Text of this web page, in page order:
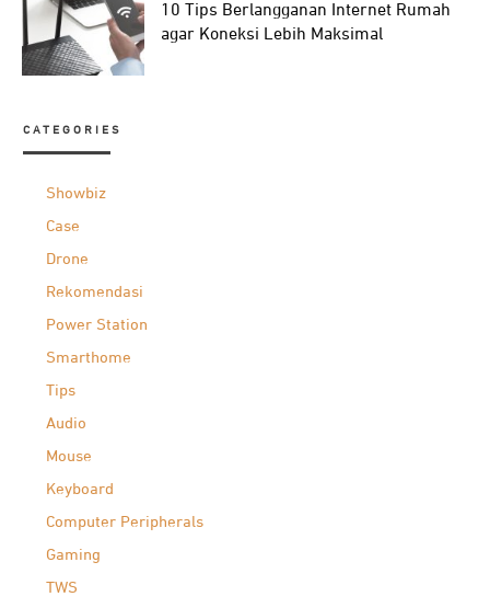
10 Tips Berlangganan Internet Rumah
agar Koneksi Lebih Maksimal
CATEGORIES
Showbiz
Case
Drone
Rekomendasi
Power Station
Smarthome
Tips
Audio
Mouse
Keyboard
Computer Peripherals
Gaming
TWS